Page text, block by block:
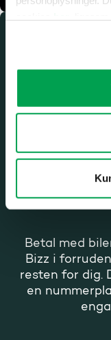
tilbagekalde dit
samtykke” i vores
Betal med
Bizz i
resten for dig.
en